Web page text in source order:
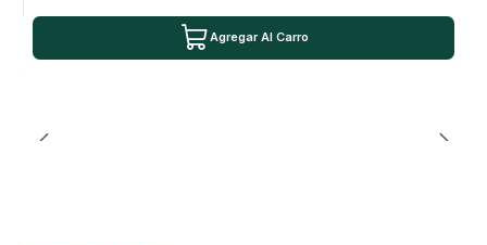
Agregar Al Carro